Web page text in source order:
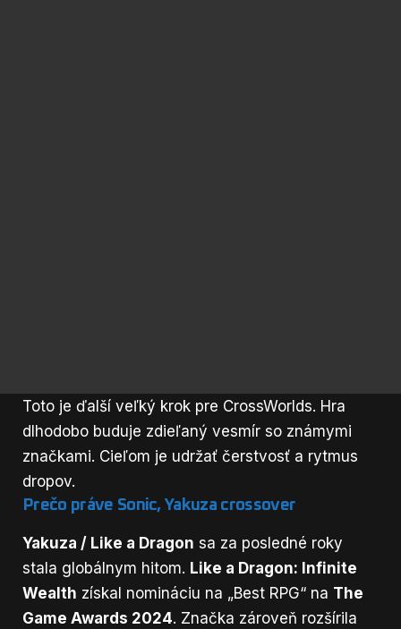
Toto je ďalší veľký krok pre CrossWorlds. Hra
dlhodobo buduje zdieľaný vesmír so známymi
značkami. Cieľom je udržať čerstvosť a rytmus
dropov.
Prečo práve Sonic, Yakuza crossover
Yakuza / Like a Dragon sa za posledné roky
stala globálnym hitom. Like a Dragon: Infinite
Wealth získal nomináciu na „Best RPG“ na The
Game Awards 2024. Značka zároveň rozšírila